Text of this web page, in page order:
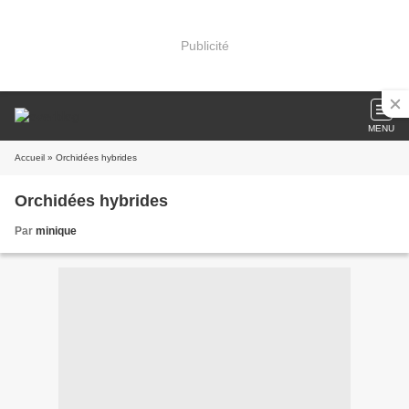
Publicité
MENU
Accueil » Orchidées hybrides
Orchidées hybrides
Par minique